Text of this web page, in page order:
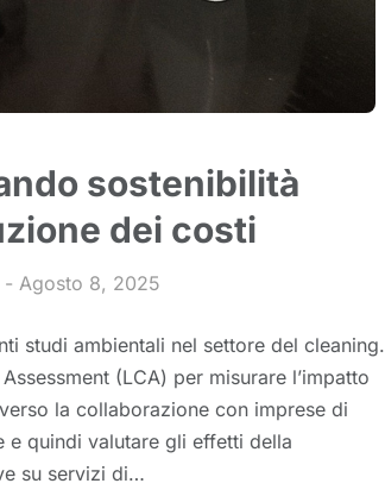
sostenibilità
dei costi
Agosto 8, 2025
studi ambientali nel settore del cleaning.
(LCA) per misurare l’impatto
la collaborazione con imprese di
e quindi valutare gli effetti della
su servizi di…